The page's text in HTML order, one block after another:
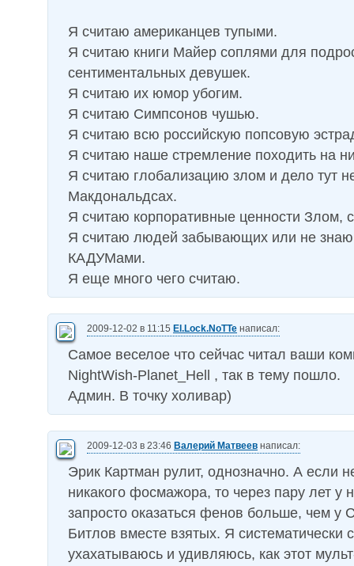
Я считаю американцев тупыми.
Я считаю книги Майер соплями для
сентиментальных девушек.
Я считаю их юмор убогим.
Я считаю Симпсонов чушью.
Я считаю всю российскую попсовую
Я считаю наше стремление походить на
Я считаю глобализацию злом и дело тут
Макдональдсах.
Я считаю корпоративные ценности Злом,
Я считаю людей забывающих или не
КАДУМами.
Я еще много чего считаю.
2009-12-02 в 11:15 El.Lock.NoTTe написал:
Самое веселое что сейчас читал ваши
NightWish-Planet_Hell , так в тему пошло.
Админ. В точку холивар)
2009-12-03 в 23:46 Валерий Матвеев написал:
Эрик Картман рулит, однозначно. А если
никакого фосмажора, то через пару лет у
запросто оказаться фенов больше, чем у
Битлов вместе взятых. Я систематически
ухахатываюсь и удивляюсь, как этот